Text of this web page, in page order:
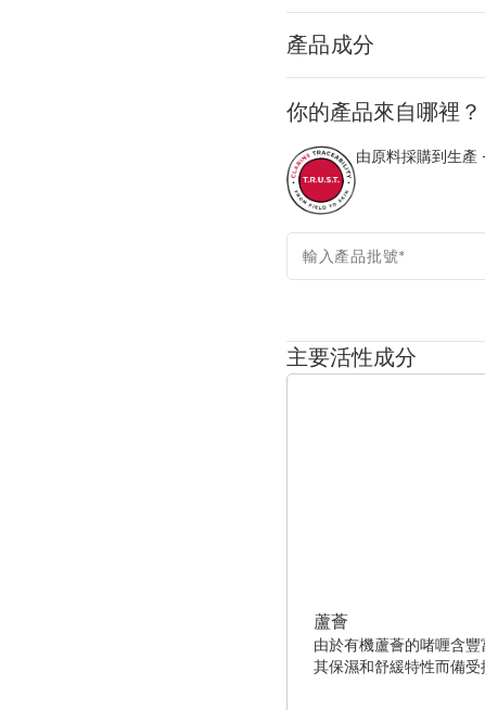
藏紅花和海洋
Clarins Plus
爽膚露配方輕盈舒適，為肌
產品成分
你的產品來自哪裡？
由原料採購到生產
輸入產品批號*
主要活性成分
蘆薈
由於有機蘆薈的啫喱含
其保濕和舒緩特性而備受